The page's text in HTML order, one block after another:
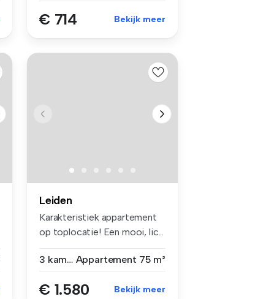
€ 714 Bekijk meer
Leiden
Karakteristiek appartement
op toplocatie! Een mooi, lic...
3 kamers Appartement 75 m²
€ 1.580 Bekijk meer